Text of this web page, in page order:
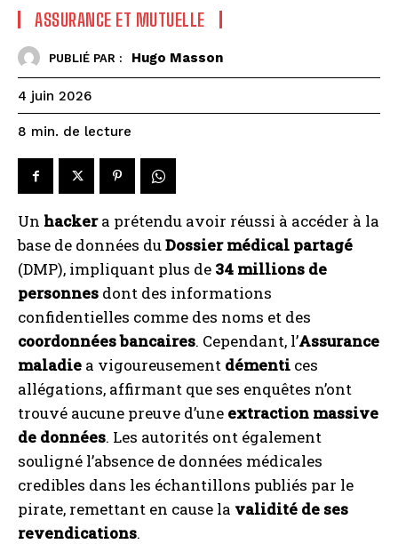
ASSURANCE ET MUTUELLE
PUBLIÉ PAR : Hugo Masson
4 juin 2026
8 min. de lecture
Un hackera prétendu avoir réussi à accéder à la
base de données duDossier médical partagé
(DMP), impliquant plus de 34 millions de
personnes dont des informations
confidentielles comme des noms et des
coordonnées bancaires. Cependant, l’Assurance
maladie a vigoureusement démenti ces
allégations, affirmant que ses enquêtes n’ont
trouvé aucune preuve d’une extraction massive
de données. Les autorités ont également
souligné l’absence de données médicales
credibles dans les échantillons publiés par le
pirate, remettant en cause la validité de ses
revendications.